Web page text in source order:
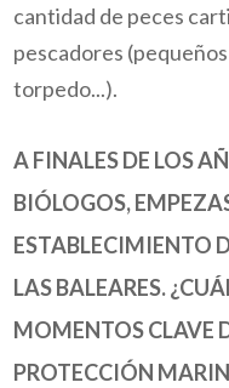
cantidad de peces
pescadores
torpedo...).
A FINALES DE LOS
BIÓLOGOS,
ESTABLECIMIENTO
LAS BALEARES.
MOMENTOS CLAVE
PROTECCIÓN